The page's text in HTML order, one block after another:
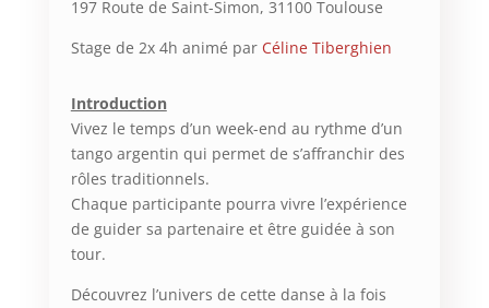
197 Route de Saint-Simon, 31100 Toulouse
Stage de 2x 4h animé par Céline Tiberghien
Introduction
Vivez le temps d’un week-end au rythme d’un
tango argentin qui permet de s’affranchir des
rôles traditionnels.
Chaque participante pourra vivre l’expérience
de guider sa partenaire et être guidée à son
tour.
Découvrez l’univers de cette danse à la fois